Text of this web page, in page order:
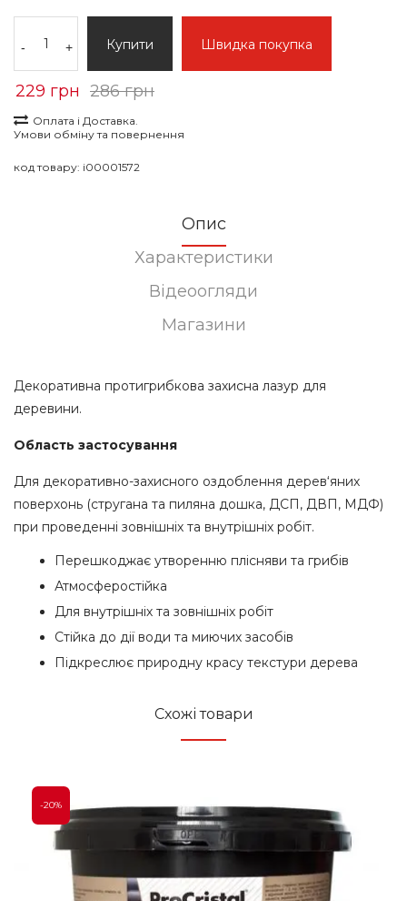
- + Купити Швидка покупка
229 грн 286 грн
Оплата і Доставка.
Умови обміну та повернення
код товару: i00001572
Опис
Характеристики
Відеоогляди
Магазини
Декоративна протигрибкова захисна лазур для
деревини.
Область застосування
Для декоративно-захисного оздоблення дерев‘яних
поверхонь (стругана та пиляна дошка, ДСП, ДВП, МДФ)
при проведенні зовнішніх та внутрішніх робіт.
Перешкоджає утворенню плісняви та грибів
Атмосферостійка
Для внутрішніх та зовнішніх робіт
Стійка до дії води та миючих засобів
Підкреслює природну красу текстури дерева
Схожі товари
-20%